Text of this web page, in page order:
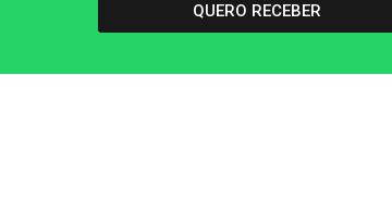
QUERO RECEBER